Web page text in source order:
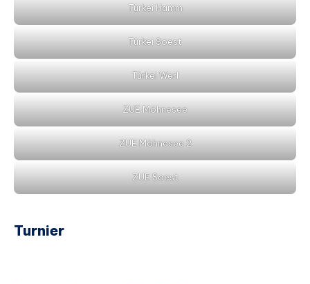
Türkei Hamm
Türkei Soest
Türkei Werl
ZUE Möhnesee
ZUE Möhnesee 2
ZUE Soest
Turnier